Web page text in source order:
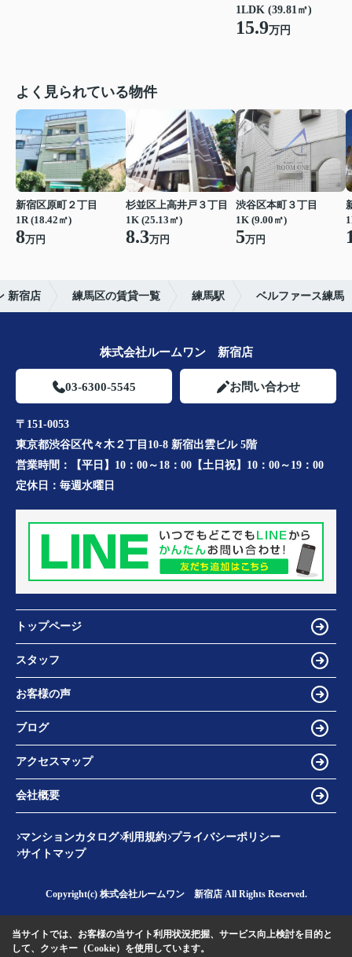
1LDK (39.81㎡)
15.9万円
よく見られている物件
新宿区原町２丁目
1R (18.42㎡)
8万円
杉並区上高井戸３丁目
1K (25.13㎡)
8.3万円
渋谷区本町３丁目
1K (9.00㎡)
5万円
新宿店 練馬区の賃貸一覧 練馬駅 ベルファース練馬
株式会社ルームワン 新宿店
03-6300-5545 お問い合わせ
〒151-0053
東京都渋谷区代々木２丁目10-8 新宿出雲ビル 5階
営業時間：
【平日】10：00～18：00【土日祝】10：00～19：00
定休日： 毎週水曜日
トップページ
スタッフ
お客様の声
ブログ
アクセスマップ
会社概要
マンションカタログ 利用規約 プライバシーポリシー
サイトマップ
Copyright(c) 株式会社ルームワン 新宿店 All Rights Reserved.
当サイトでは、お客様の当サイト利用状況把握、サービス向上検討を目的と
して、クッキー（Cookie）を使用しています。